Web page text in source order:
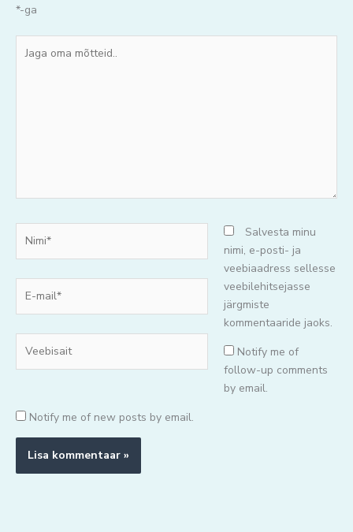
*-ga
oma
mail*
Salvesta minu
nimi, e-posti- ja
veebiaadress sellesse
veebilehitsejasse
järgmiste
kommentaaride jaoks.
Notify me of
follow-up comments
by email.
Notify me of new posts by email.